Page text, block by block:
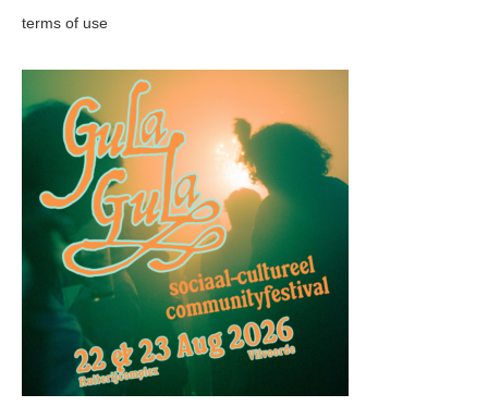
terms of use